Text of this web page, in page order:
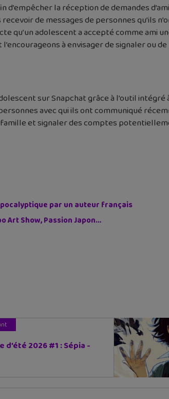
la réception de demandes
de messages de personnes qu’ils
qu’un adolescent a accepté comme ami
à envisager de signaler ou
sur Snapchat grâce à l’outil intégré
avec qui ils ont communiqué
et signaler des comptes
par un auteur français
Art Show, Passion Japon…
d’été 2026 #1 : Sépia -